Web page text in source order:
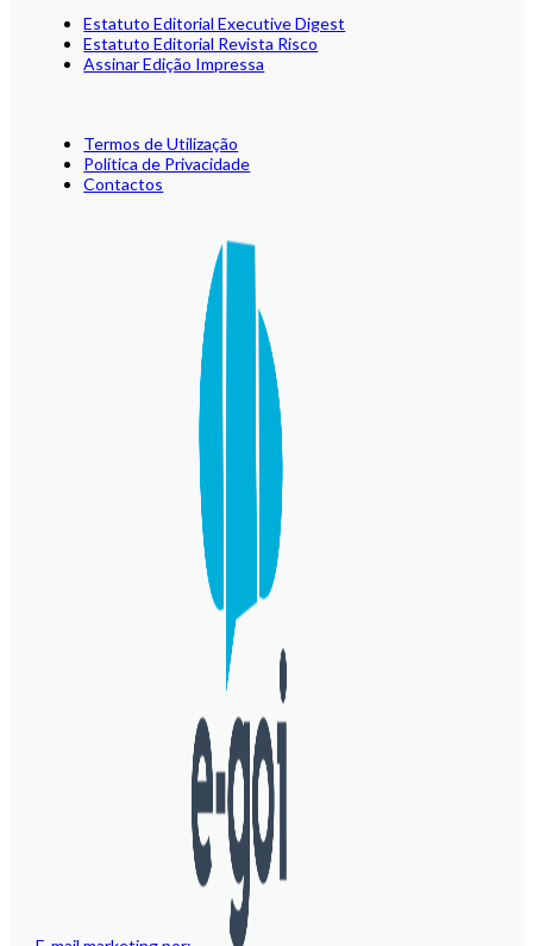
Estatuto Editorial Executive Digest
Estatuto Editorial Revista Risco
Assinar Edição Impressa
Termos de Utilização
Política de Privacidade
Contactos